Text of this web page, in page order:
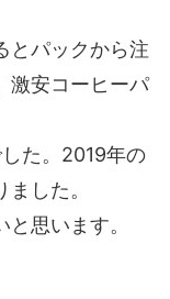
とパックから注
激安コーヒーパ
た。2019年の
した。
思います。